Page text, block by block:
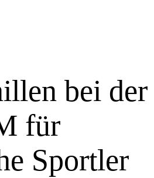
bei der
für
Sportler